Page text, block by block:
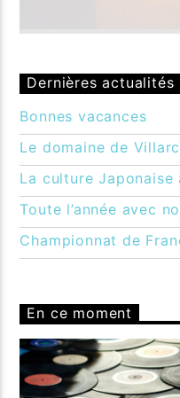
Dernières actualités
Bonnes vacances
Le domaine de
La culture Japonaise
Toute l’année avec
Championnat de
En ce moment